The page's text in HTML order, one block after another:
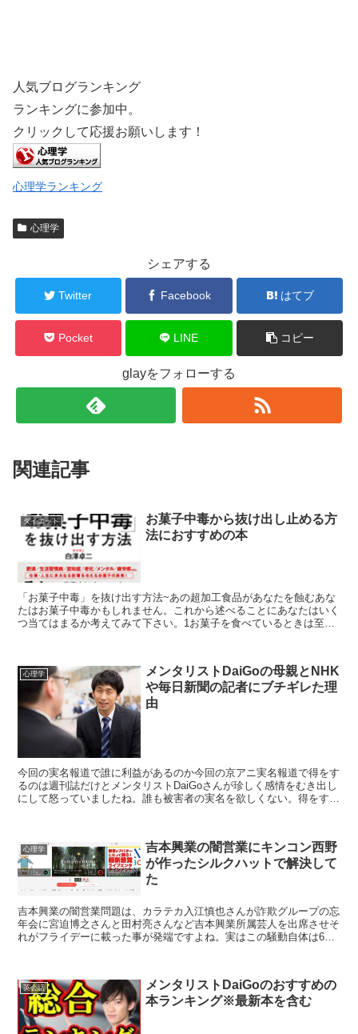
人気ブログランキング
ランキングに参加中。
クリックして応援お願いします！
心理学ランキング
心理学
シェアする
Twitter Facebook はてブ
Pocket LINE コピー
glayをフォローする
関連記事
ダイエット
お菓子中毒から抜け出し止める方
法におすすめの本
「お菓子中毒」を抜け出す方法~あの超加工食品があなたを蝕むあな
たはお菓子中毒かもしれません。これから述べることにあなたはいく
つ当てはまるか考えてみて下さい。1お菓子を食べているときは至福
心理学
メンタリストDaiGoの母親とNHK
や毎日新聞の記者にブチギレた理
由
今回の実名報道で誰に利益があるのか今回の京アニ実名報道で得をす
るのは週刊誌だけとメンタリストDaiGoさんが珍しく感情をむき出し
にして怒っていましたね。誰も被害者の実名を欲しくない。得をする
心理学
吉本興業の闇営業にキンコン西野
が作ったシルクハットで解決して
た
吉本興業の闇営業問題は、カラテカ入江慎也さんが詐欺グループの忘
年会に宮迫博之さんと田村亮さんなど吉本興業所属芸人を出席させそ
れがフライデーに載った事が発端ですよね。実はこの騒動自体は6月
英会話
メンタリストDaiGoのおすすめの
本ランキング※最新本を含む